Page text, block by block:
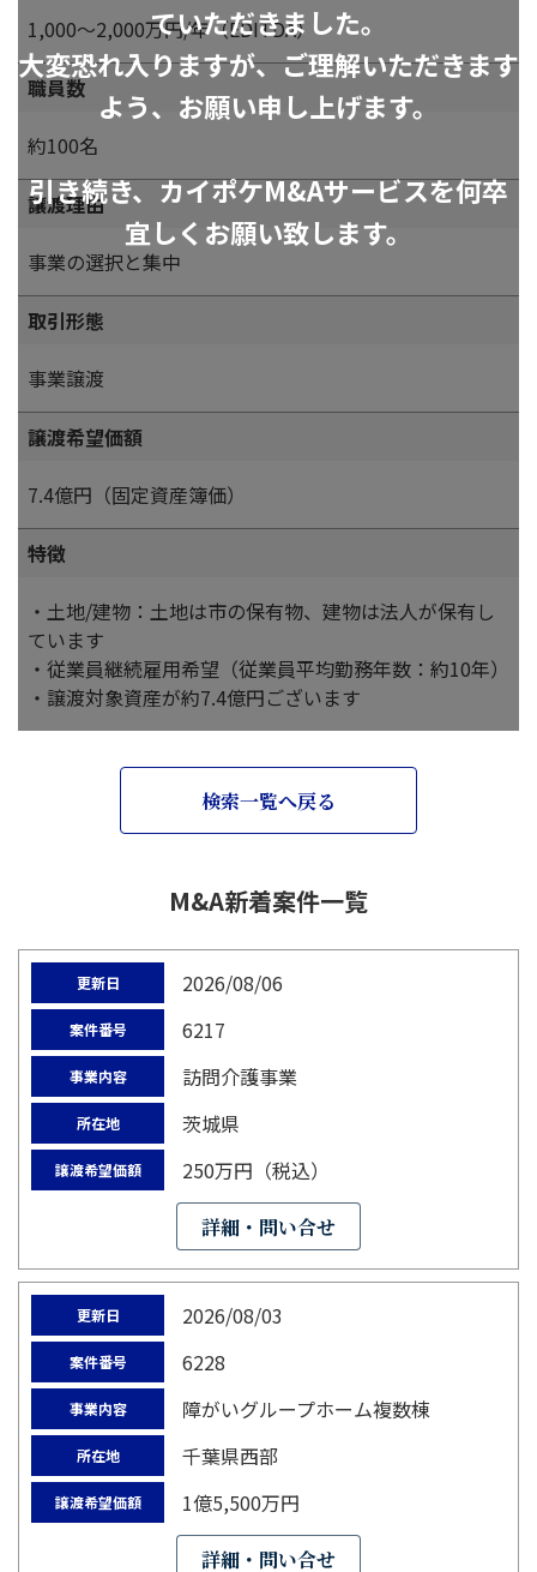
ていただきました。
大変恐れ入りますが、ご理解いただきます
よう、お願い申し上げます。
引き続き、カイポケM&Aサービスを何卒
宜しくお願い致します。
1,000～2,000万円/年（EDITDA）
職員数
約100名
譲渡理由
事業の選択と集中
取引形態
事業譲渡
譲渡希望価額
7.4億円（固定資産簿価）
特徴
・土地/建物：土地は市の保有物、建物は法人が保有し
ています
・従業員継続雇用希望（従業員平均勤務年数：約10年）
・譲渡対象資産が約7.4億円ございます
検索一覧へ戻る
M&A新着案件一覧
更新日 2026/08/06
案件番号 6217
事業内容 訪問介護事業
所在地 茨城県
譲渡希望価額 250万円（税込）
詳細・問い合せ
更新日 2026/08/03
案件番号 6228
事業内容 障がいグループホーム複数棟
所在地 千葉県西部
譲渡希望価額 1億5,500万円
詳細・問い合せ